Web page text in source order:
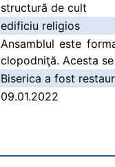
structură de cult
edificiu religios
Ansamblul este
clopodniţă. Acesta
Biserica a fost
09.01.2022